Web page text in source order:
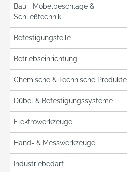
Bau-, Möbelbeschläge &
Schließtechnik
Befestigungsteile
Betriebseinrichtung
Chemische & Technische Produkte
Dübel & Befestigungssysteme
Elektrowerkzeuge
Hand- & Messwerkzeuge
Industriebedarf